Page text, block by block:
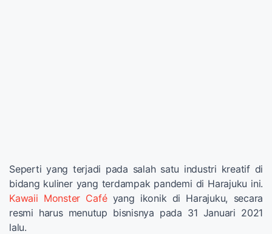
Seperti yang terjadi pada salah satu industri kreatif di
bidang kuliner yang terdampak pandemi di Harajuku ini.
Kawaii Monster Caféyang ikonik di Harajuku, secara
resmi harus menutup bisnisnya pada 31 Januari 2021
lalu.